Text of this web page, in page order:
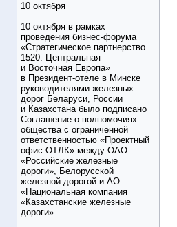
10 октября
10 октября в рамках
проведения бизнес-форума
«Стратегическое партнерство
1520: Центральная
и Восточная Европа»
в Президент-отеле в Минске
руководителями железных
дорог Беларуси, России
и Казахстана было подписано
Соглашение о полномочиях
общества с ограниченной
ответственностью «Проектный
офис ОТЛК» между ОАО
«Российские железные
дороги», Белорусской
железной дорогой и АО
«Национальная компания
«Казахстанские железные
дороги».